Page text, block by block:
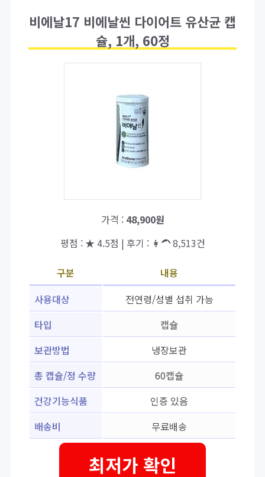
비에날17 비에날씬 다이어트 유산균 캡
슐, 1개, 60정
가격 : 48,900원
평점 : ★ 4.5점 | 후기 : 👩‍🦱 8,513건
구분
내용
사용대상
전연령/성별 섭취 가능
타입
캡슐
보관방법
냉장보관
총 캡슐/정 수량
60캡슐
건강기능식품
인증 있음
배송비
무료배송
최저가 확인